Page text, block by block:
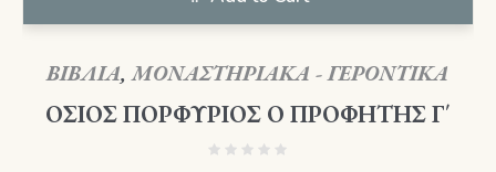
ΒΙΒΛΙΑ,ΜΟΝΑΣΤΗΡΙΑΚΑ - ΓΕΡΟΝΤΙΚΑ
ΟΣΙΟΣ ΠΟΡΦΥΡΙΟΣ Ο ΠΡΟΦΗΤΗΣ Γ΄